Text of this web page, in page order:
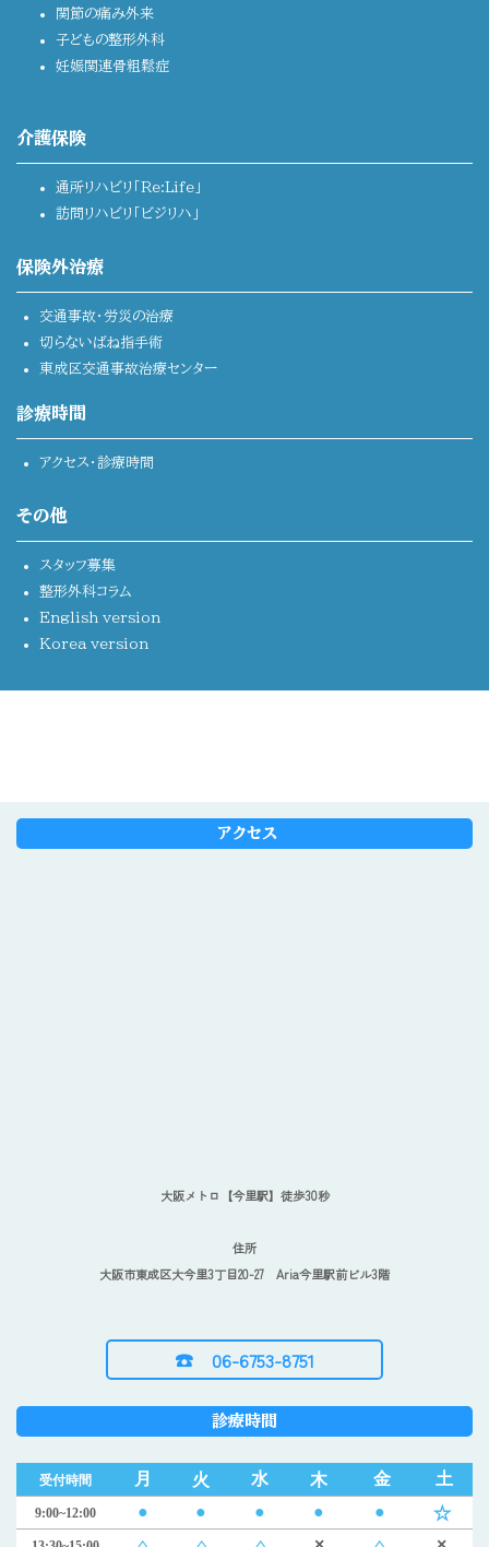
関節の痛み外来
子どもの整形外科
妊娠関連骨粗鬆症
介護保険
通所リハビリ「Re:Life」
訪問リハビリ「ビジリハ」
保険外治療
交通事故・労災の治療
切らないばね指手術
東成区交通事故治療センター
診療時間
アクセス・診療時間
その他
スタッフ募集
整形外科コラム
English version
Korea version
アクセス
大阪メトロ【今里駅】徒歩30秒
住所
大阪市東成区大今里3丁目20-27 Aria今里駅前ビル3階
☎︎ 06-6753-8751
診療時間
受付時間 月 火 水 木 金 土
9:00~12:00 ● ● ● ● ● ☆